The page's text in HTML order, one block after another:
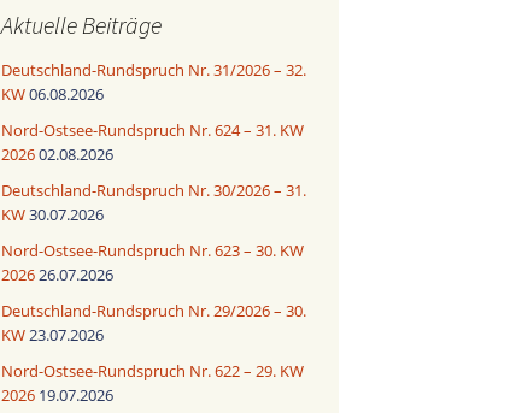
Aktuelle Beiträge
Deutschland-Rundspruch Nr. 31/2026 – 32.
KW06.08.2026
Nord-Ostsee-Rundspruch Nr. 624 – 31. KW
202602.08.2026
Deutschland-Rundspruch Nr. 30/2026 – 31.
KW30.07.2026
Nord-Ostsee-Rundspruch Nr. 623 – 30. KW
202626.07.2026
Deutschland-Rundspruch Nr. 29/2026 – 30.
KW23.07.2026
Nord-Ostsee-Rundspruch Nr. 622 – 29. KW
2026 19.07.2026